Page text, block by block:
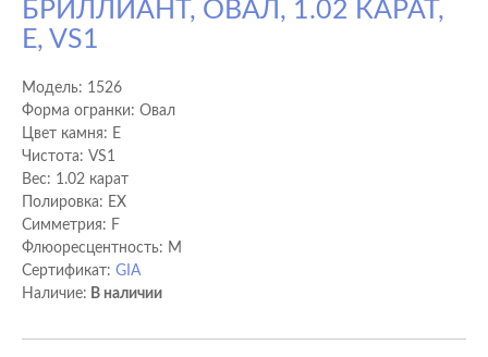
БРИЛЛИАНТ, ОВАЛ, 1.02 КАРАТ,
E, VS1
Модель: 1526
Форма огранки: Овал
Цвет камня: E
Чистота: VS1
Вес: 1.02 карат
Полировка: EX
Cимметрия: F
Флюоресцентность: M
Сертификат: GIA
Наличие: В наличии